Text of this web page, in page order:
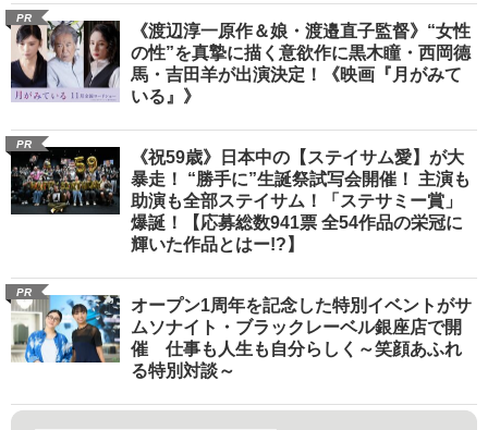
PR
《渡辺淳一原作＆娘・渡邉直子監督》“女性
の性”を真摯に描く意欲作に黒木瞳・西岡德
馬・吉田羊が出演決定！《映画『月がみて
いる』》
PR
《祝59歳》日本中の【ステイサム愛】が大
暴走！ “勝手に”生誕祭試写会開催！ 主演も
助演も全部ステイサム！「ステサミー賞」
爆誕！【応募総数941票 全54作品の栄冠に
輝いた作品とはー!?】
PR
オープン1周年を記念した特別イベントがサ
ムソナイト・ブラックレーベル銀座店で開
催 仕事も人生も自分らしく～笑顔あふれ
る特別対談～